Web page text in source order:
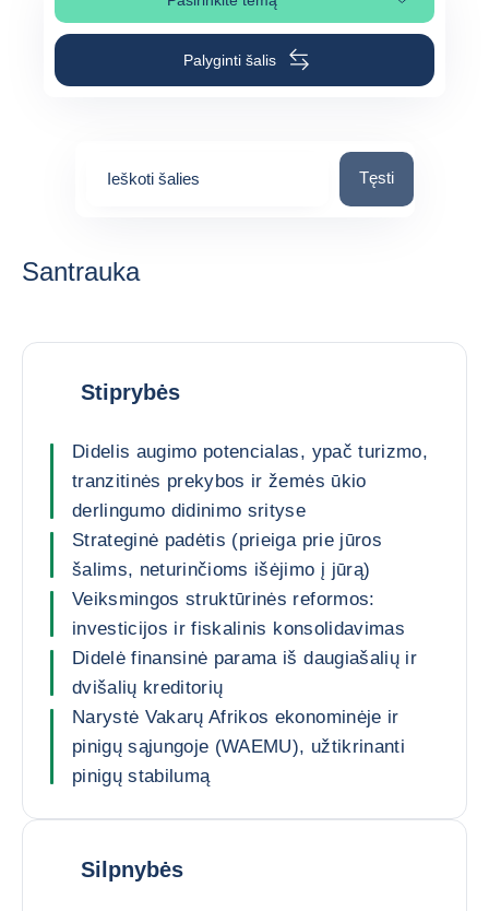
Pasirinkite puslapio skiltį
Palyginti šalis
Ieškoti šalies Ieškoti šalies
Tęsti
Santrauka
Stiprybės
Didelis augimo potencialas, ypač turizmo,
tranzitinės prekybos ir žemės ūkio
derlingumo didinimo srityse
Strateginė padėtis (prieiga prie jūros
šalims, neturinčioms išėjimo į jūrą)
Veiksmingos struktūrinės reformos:
investicijos ir fiskalinis konsolidavimas
Didelė finansinė parama iš daugiašalių ir
dvišalių kreditorių
Narystė Vakarų Afrikos ekonominėje ir
pinigų sąjungoje (WAEMU), užtikrinanti
pinigų stabilumą
Silpnybės